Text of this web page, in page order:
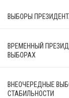
ВЫБОРЫ
ВРЕМЕННЫЙ
ВЫБОРАХ
ВНЕОЧЕРЕДНЫЕ
СТАБИЛЬНОСТИ